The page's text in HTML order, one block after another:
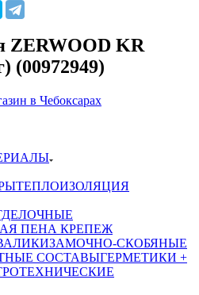
ZERWOOD KR
(00972949)
в Чебоксарах
ТЕПЛОИЗОЛЯЦИЯ
ПЕНА КРЕПЕЖ
ЗАМОЧНО-СКОБЯНЫЕ
СОСТАВЫГЕРМЕТИКИ +